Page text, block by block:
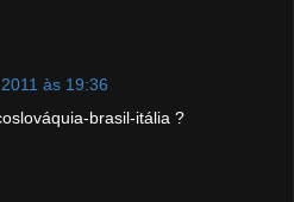
às 19:36
brasil-itália ?